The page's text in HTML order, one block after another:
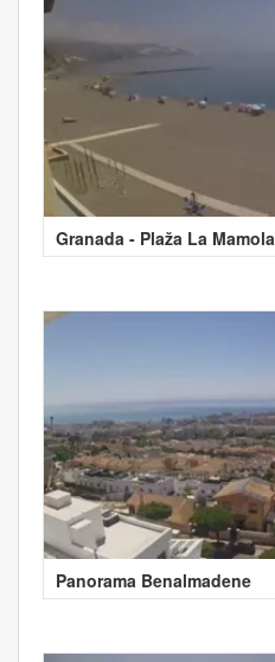
Granada - Plaža La Mamola
Panorama Benalmadene